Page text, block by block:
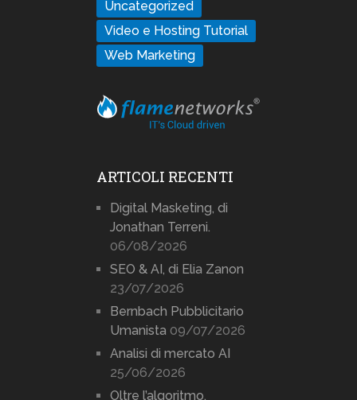
Uncategorized
Video e Hosting Tutorial
Web Marketing
ARTICOLI RECENTI
Digital Masketing, di
Jonathan Terreni.
06/08/2026
SEO & AI, di Elia Zanon
23/07/2026
Bernbach Pubblicitario
Umanista 09/07/2026
Analisi di mercato AI
25/06/2026
Oltre l’algoritmo.